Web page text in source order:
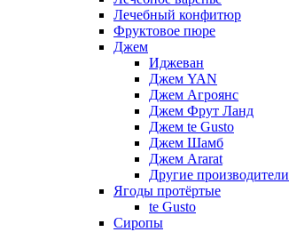
Лечебный конфитюр
Фруктовое пюре
Джем
Иджеван
Джем YAN
Джем Агроянс
Джем Фрут Ланд
Джем te Gusto
Джем Шамб
Джем Ararat
Другие производители
Ягоды протёртые
te Gusto
Сиропы